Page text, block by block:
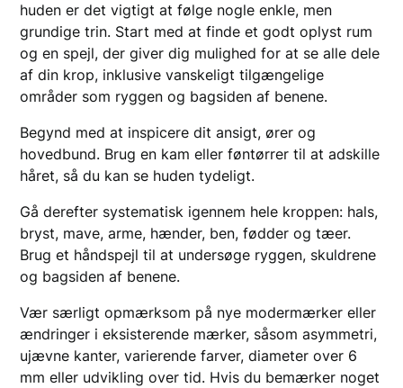
huden er det vigtigt at følge nogle enkle, men
grundige trin. Start med at finde et godt oplyst rum
og en spejl, der giver dig mulighed for at se alle dele
af din krop, inklusive vanskeligt tilgængelige
områder som ryggen og bagsiden af benene.
Begynd med at inspicere dit ansigt, ører og
hovedbund. Brug en kam eller føntørrer til at adskille
håret, så du kan se huden tydeligt.
Gå derefter systematisk igennem hele kroppen: hals,
bryst, mave, arme, hænder, ben, fødder og tæer.
Brug et håndspejl til at undersøge ryggen, skuldrene
og bagsiden af benene.
Vær særligt opmærksom på nye modermærker eller
ændringer i eksisterende mærker, såsom asymmetri,
ujævne kanter, varierende farver, diameter over 6
mm eller udvikling over tid. Hvis du bemærker noget